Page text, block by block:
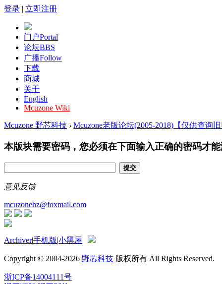
登录 | 立即注册
门户Portal
论坛BBS
广播Follow
下载
商城
关于
English
Mcuzone Wiki
Mcuzone 野芯科技 › Mcuzone老版论坛(2005-2018)【仅供查询
本版块需要密码，您必须在下面输入正确的密码才
提交
意见反馈
mcuzonehz@foxmail.com
Archiver|手机版|小黑屋|
Copyright © 2004-2026 野芯科技 版权所有 All Rights Reserved.
浙ICP备14004111号